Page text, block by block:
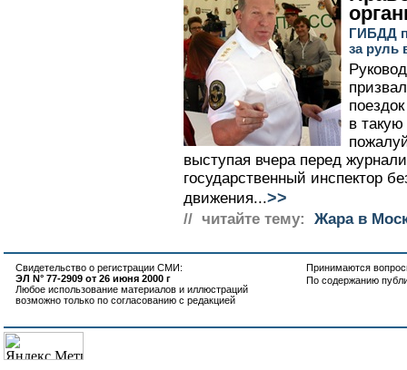
ГИБДД
за руль
в
выступая вчера перед
государственный инспектор
движения...>>
// читайте тему: Жара в
Свидетельство о регистрации СМИ:
ЭЛ N° 77-2909 от 26 июня 2000 г
Любое использование материалов и иллюстраций
возможно только по согласованию с редакцией
Принимаются
По содержанию